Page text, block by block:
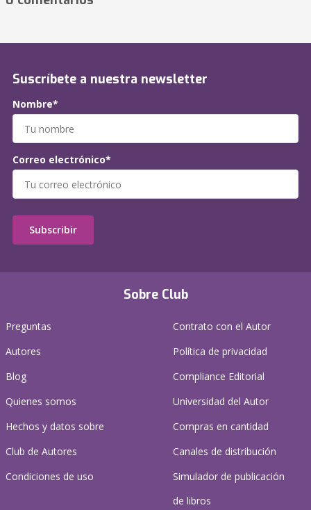
Sobre Club
Preguntas
Autores
Blog
Quienes somos
Hechos y datos sobre
Club de Autores
Condiciones de uso
Contrato con el Autor
Política de privacidad
Compliance Editorial
Universidad del Autor
Compras en cantidad
Canales de distribución
Simulador de publicación
de libros
Suscríbete a nuestra newsletter
Nombre*
Correo electrónico*
Subscribir